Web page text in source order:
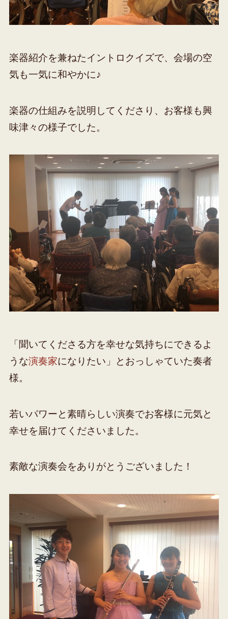
楽器紹介を兼ねたイントロクイズで、会場の空
気も一気に和やかに♪
楽器の仕組みを説明してくださり、お客様も興
味津々の様子でした。
「聞いてくださる方を幸せな気持ちにできるよ
うな演奏家になりたい」とおっしゃていた奏者
様。
若いパワーと素晴らしい演奏でお客様に元気と
幸せを届けてくださいました。
素敵な演奏会をありがとうございました！